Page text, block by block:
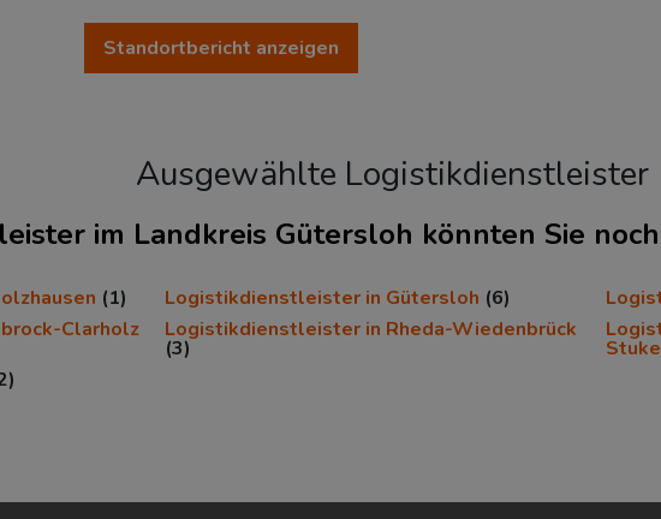
Standortbericht anzeigen
/ 364.938
Stadt) 969,21 km
Ausgewählte Logistikdienstleister
im Landkreis Gütersloh könnten Sie
(1) Logistikdienstleister in Gütersloh (6)
Clarholz
Logistikdienstleister in Rheda-Wiedenbrück
(3)